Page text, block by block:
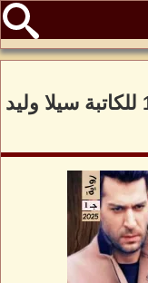
رواية شظايا قلوب محترقة ج1 للكاتبة سيلا وليد